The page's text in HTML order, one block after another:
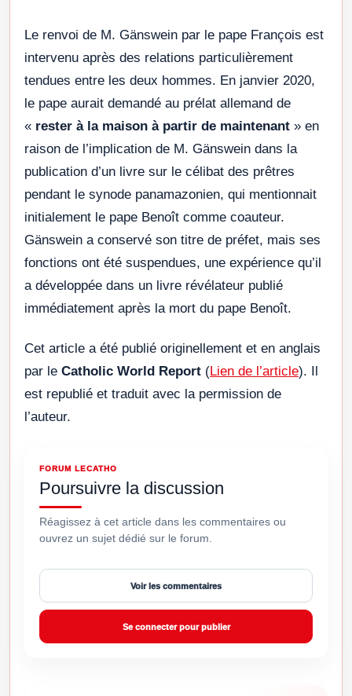
Le renvoi de M. Gänswein par le pape François est
intervenu après des relations particulièrement
tendues entre les deux hommes. En janvier 2020,
le pape aurait demandé au prélat allemand de
« rester à la maison à partir de maintenant » en
raison de l’implication de M. Gänswein dans la
publication d’un livre sur le célibat des prêtres
pendant le synode panamazonien, qui mentionnait
initialement le pape Benoît comme coauteur.
Gänswein a conservé son titre de préfet, mais ses
fonctions ont été suspendues, une expérience qu’il
a développée dans un livre révélateur publié
immédiatement après la mort du pape Benoît.
Cet article a été publié originellement et en anglais
par le Catholic World Report (Lien de l’article). Il
est republié et traduit avec la permission de
l’auteur.
FORUM LECATHO
Poursuivre la discussion
Réagissez à cet article dans les commentaires ou
ouvrez un sujet dédié sur le forum.
Voir les commentaires
Se connecter pour publier